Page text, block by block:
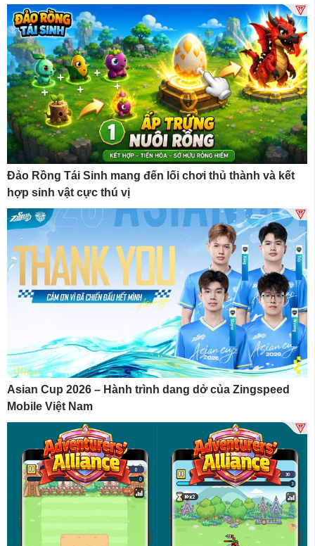
Đảo Rồng Tái Sinh mang đến lối chơi thủ thành và kết
hợp sinh vật cực thú vị
Asian Cup 2026 – Hành trình dang dở của Zingspeed
Mobile Việt Nam